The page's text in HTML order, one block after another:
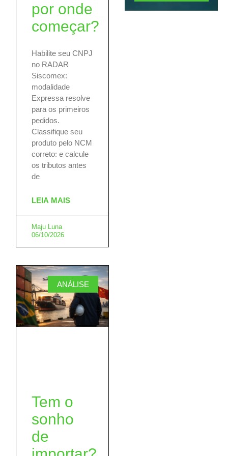
por onde
começar?
Habilite seu CNPJ
no RADAR
Siscomex:
modalidade
Expressa resolve
para os primeiros
pedidos.
Classifique seu
produto pelo NCM
correto: e calcule
os tributos antes
de
LEIA MAIS
Maju Luna
06/10/2026
ANÁLISE
Tem o
sonho
de